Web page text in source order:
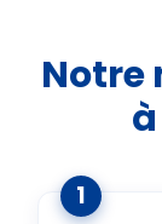
Notre